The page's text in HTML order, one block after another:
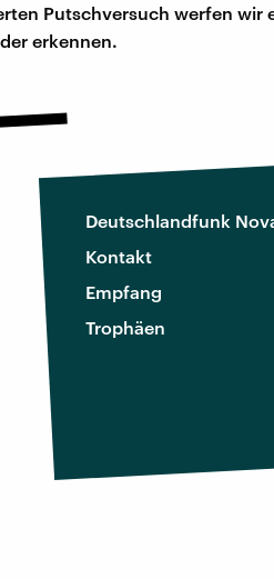
Putschversuch werfen wir
erkennen.
Deutschlandfunk
Kontakt
Empfang
Trophäen